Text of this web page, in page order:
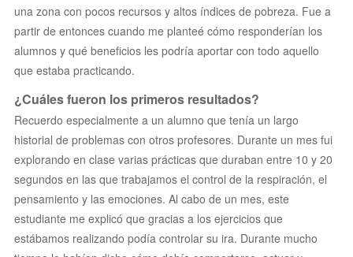
una zona con pocos recursos y altos índices de pobreza. Fue a
partir de entonces cuando me planteé cómo responderían los
alumnos y qué beneficios les podría aportar con todo aquello
que estaba practicando.
¿Cuáles fueron los primeros resultados?
Recuerdo especialmente a un alumno que tenía un largo
historial de problemas con otros profesores. Durante un mes fui
explorando en clase varias prácticas que duraban entre 10 y 20
segundos en las que trabajamos el control de la respiración, el
pensamiento y las emociones. Al cabo de un mes, este
estudiante me explicó que gracias a los ejercicios que
estábamos realizando podía controlar su ira. Durante mucho